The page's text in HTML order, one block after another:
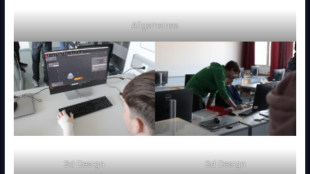
Allgemeines
3d Design 3d Design